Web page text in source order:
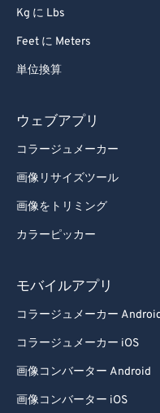
Kg に Lbs
Feet に Meters
単位換算
ウェブアプリ
コラージュメーカー
画像リサイズツール
画像をトリミング
カラーピッカー
モバイルアプリ
コラージュメーカー
コラージュメーカー iOS
画像コンバーター Android
画像コンバーター iOS